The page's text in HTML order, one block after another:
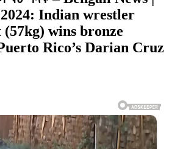
Indian wrestler
wins bronze
Rico’s Darian Cruz